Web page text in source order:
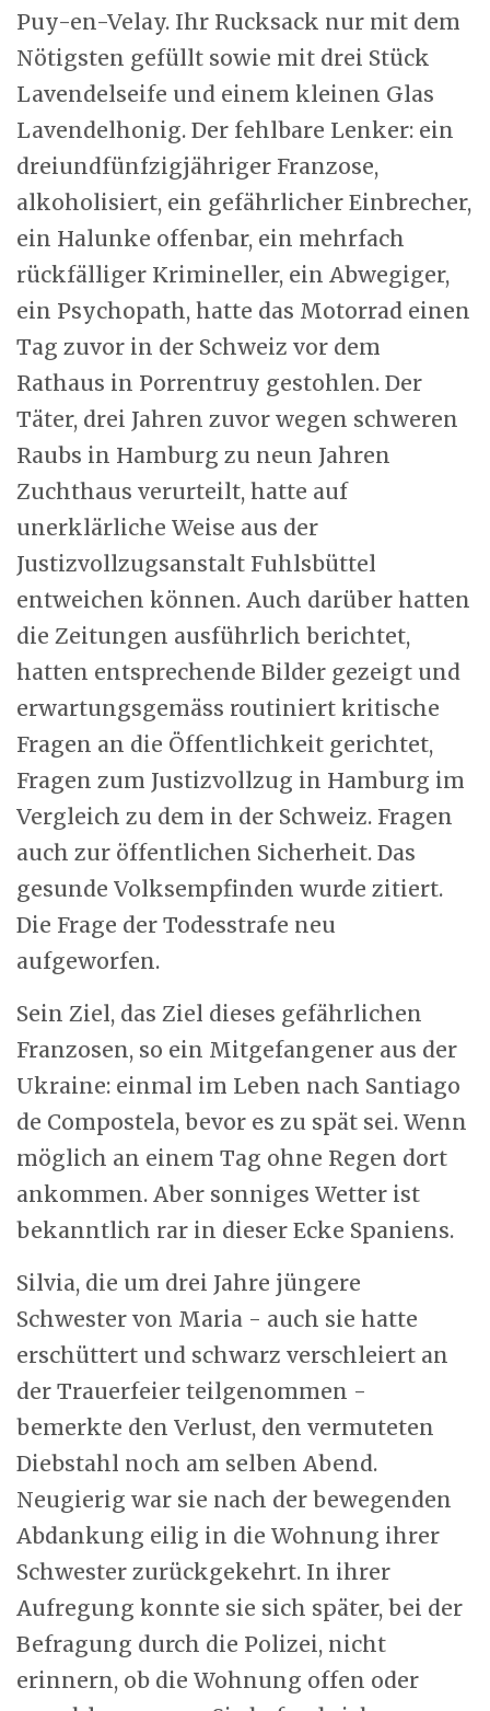
Puy-en-Velay. Ihr Rucksack nur mit dem
Nötigsten gefüllt sowie mit drei Stück
Lavendelseife und einem kleinen Glas
Lavendelhonig. Der fehlbare Lenker: ein
dreiundfünfzigjähriger Franzose,
alkoholisiert, ein gefährlicher Einbrecher,
ein Halunke offenbar, ein mehrfach
rückfälliger Krimineller, ein Abwegiger,
ein Psychopath, hatte das Motorrad einen
Tag zuvor in der Schweiz vor dem
Rathaus in Porrentruy gestohlen. Der
Täter, drei Jahren zuvor wegen schweren
Raubs in Hamburg zu neun Jahren
Zuchthaus verurteilt, hatte auf
unerklärliche Weise aus der
Justizvollzugsanstalt Fuhlsbüttel
entweichen können. Auch darüber hatten
die Zeitungen ausführlich berichtet,
hatten entsprechende Bilder gezeigt und
erwartungsgemäss routiniert kritische
Fragen an die Öffentlichkeit gerichtet,
Fragen zum Justizvollzug in Hamburg im
Vergleich zu dem in der Schweiz. Fragen
auch zur öffentlichen Sicherheit. Das
gesunde Volksempfinden wurde zitiert.
Die Frage der Todesstrafe neu
aufgeworfen.
Sein Ziel, das Ziel dieses gefährlichen
Franzosen, so ein Mitgefangener aus der
Ukraine: einmal im Leben nach Santiago
de Compostela, bevor es zu spät sei. Wenn
möglich an einem Tag ohne Regen dort
ankommen. Aber sonniges Wetter ist
bekanntlich rar in dieser Ecke Spaniens.
Silvia, die um drei Jahre jüngere
Schwester von Maria - auch sie hatte
erschüttert und schwarz verschleiert an
der Trauerfeier teilgenommen -
bemerkte den Verlust, den vermuteten
Diebstahl noch am selben Abend.
Neugierig war sie nach der bewegenden
Abdankung eilig in die Wohnung ihrer
Schwester zurückgekehrt. In ihrer
Aufregung konnte sie sich später, bei der
Befragung durch die Polizei, nicht
erinnern, ob die Wohnung offen oder